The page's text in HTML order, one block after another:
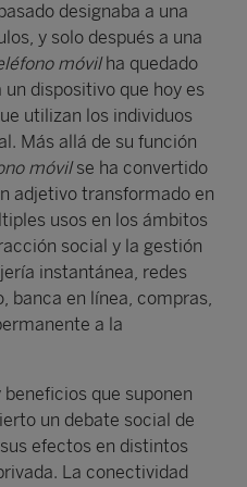
designaba a una
y solo después a una
móvilha quedado
dispositivo que hoy es
utilizan los individuos
Más allá de su función
móvilse ha convertido
adjetivo transformado en
usos en los ámbitos
social y la gestión
instantánea, redes
banca en línea, compras,
a la
que suponen
un debate social de
efectos en distintos
La conectividad